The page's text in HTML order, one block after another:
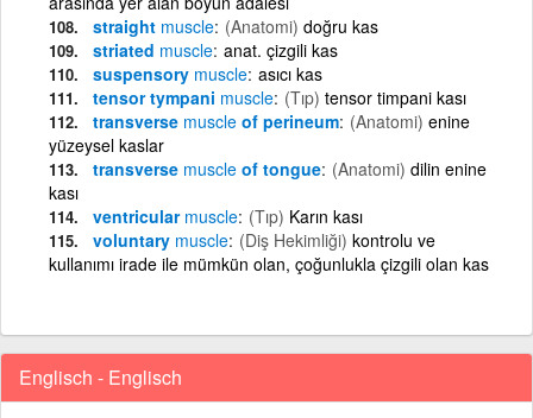
straight muscle (Anatomi) doğru kas
striated muscle anat. çizgili kas
suspensory muscle asıcı kas
tensor tympani muscle (Tıp) tensor timpani kası
transverse muscle of perineum (Anatomi) enine
yüzeysel kaslar
transverse muscle of tongue (Anatomi) dilin enine
kası
ventricular muscle (Tıp) Karın kası
voluntary muscle (Diş Hekimliği) kontrolu ve
kullanımı irade ile mümkün olan, çoğunlukla çizgili olan kas
Englisch - Englisch